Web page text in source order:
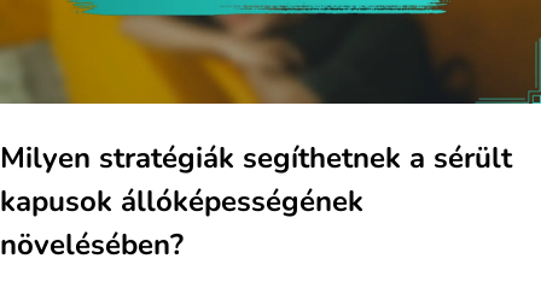
Milyen stratégiák segíthetnek a sérült
kapusok állóképességének
növelésében?